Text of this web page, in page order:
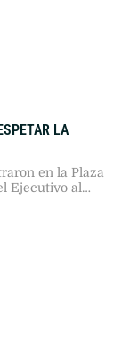
LA
en la Plaza
Ejecutivo al